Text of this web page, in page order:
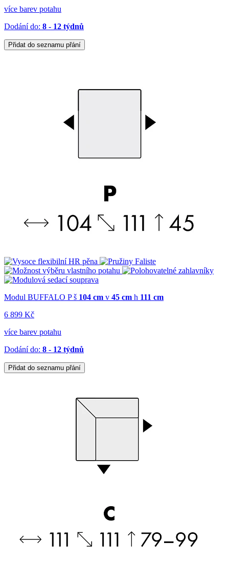
více barev potahu
Dodání do: 8 - 12 týdnů
Přidat do seznamu přání
Modul BUFFALO P š 104 cm v 45 cm h 111 cm
6 899 Kč
více barev potahu
Dodání do: 8 - 12 týdnů
Přidat do seznamu přání